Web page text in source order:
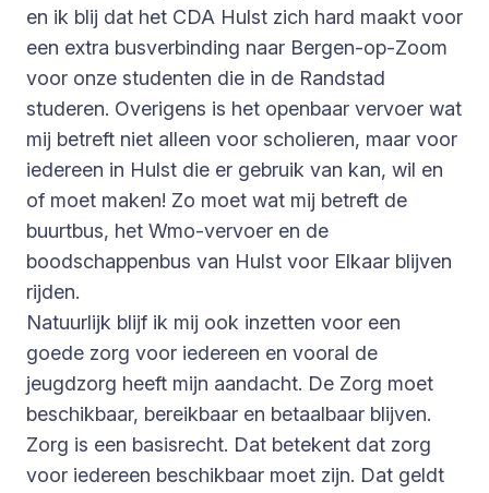
en ik blij dat het CDA Hulst zich hard maakt voor
een extra busverbinding naar Bergen-op-Zoom
voor onze studenten die in de Randstad
studeren. Overigens is het openbaar vervoer wat
mij betreft niet alleen voor scholieren, maar voor
iedereen in Hulst die er gebruik van kan, wil en
of moet maken! Zo moet wat mij betreft de
buurtbus, het Wmo-vervoer en de
boodschappenbus van Hulst voor Elkaar blijven
rijden.
Natuurlijk blijf ik mij ook inzetten voor een
goede zorg voor iedereen en vooral de
jeugdzorg heeft mijn aandacht. De Zorg moet
beschikbaar, bereikbaar en betaalbaar blijven.
Zorg is een basisrecht. Dat betekent dat zorg
voor iedereen beschikbaar moet zijn. Dat geldt